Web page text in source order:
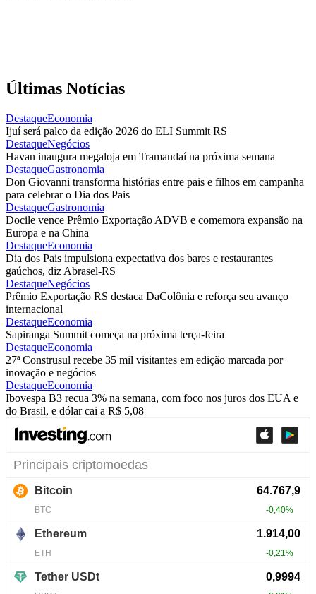
Últimas Notícias
DestaqueEconomia
Ijuí será palco da edição 2026 do ELI Summit RS
DestaqueNegócios
Havan inaugura megaloja em Tramandaí na próxima semana
DestaqueGastronomia
Don Giovanni transforma histórias entre pais e filhos em campanha
para celebrar o Dia dos Pais
DestaqueGastronomia
Docile vence Prêmio Exportação ADVB e comemora expansão na
Europa e na China
DestaqueEconomia
Dia dos Pais impulsiona expectativa dos bares e restaurantes
gaúchos, diz Abrasel-RS
DestaqueNegócios
Prêmio Exportação RS destaca DaColônia e reforça seu avanço
internacional
DestaqueEconomia
Sapiranga Summit começa na próxima terça-feira
DestaqueEconomia
27ª Construsul recebe 35 mil visitantes em edição marcada por
inovação e negócios
DestaqueEconomia
Ibovespa B3 recua 3% na semana, com foco nos juros dos EUA e
do Brasil, e dólar cai a R$ 5,08